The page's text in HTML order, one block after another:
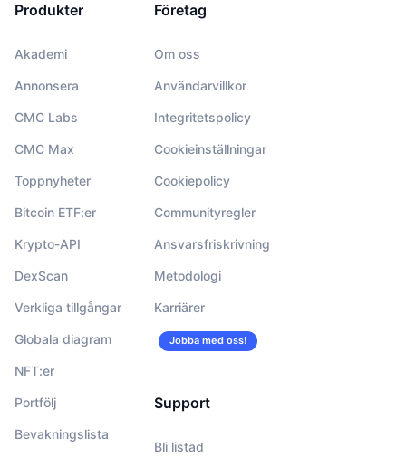
Produkter
Akademi
Annonsera
CMC Labs
CMC Max
Toppnyheter
Bitcoin ETF:er
Krypto-API
DexScan
Verkliga tillgångar
Globala diagram
NFT:er
Portfölj
Bevakningslista
Företag
Om oss
Användarvillkor
Integritetspolicy
Cookieinställningar
Cookiepolicy
Communityregler
Ansvarsfriskrivning
Metodologi
Karriärer
Jobba med oss!
Support
Bli listad